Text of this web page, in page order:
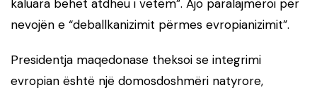
kaluara bëhet atdheu i vetëm”. Ajo paralajmëroi për
nevojën e “deballkanizimit përmes evropianizimit”.
Presidentja maqedonase theksoi se integrimi
evropian është një domosdoshmëri natyrore,